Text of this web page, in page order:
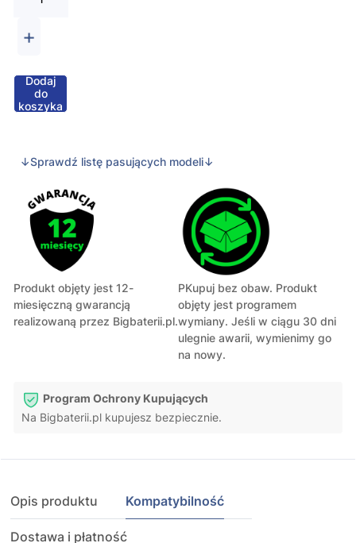
+
Dodaj
do
koszyka
↓Sprawdź listę pasujących modeli↓
Produkt objęty jest 12-
miesięczną gwarancją
realizowaną przez Bigbaterii.pl.
PKupuj bez obaw. Produkt
objęty jest programem
wymiany. Jeśli w ciągu 30 dni
ulegnie awarii, wymienimy go
na nowy.
Program Ochrony Kupujących
Na Bigbaterii.pl kupujesz bezpiecznie.
Opis produktu Kompatybilność
Dostawa i płatność